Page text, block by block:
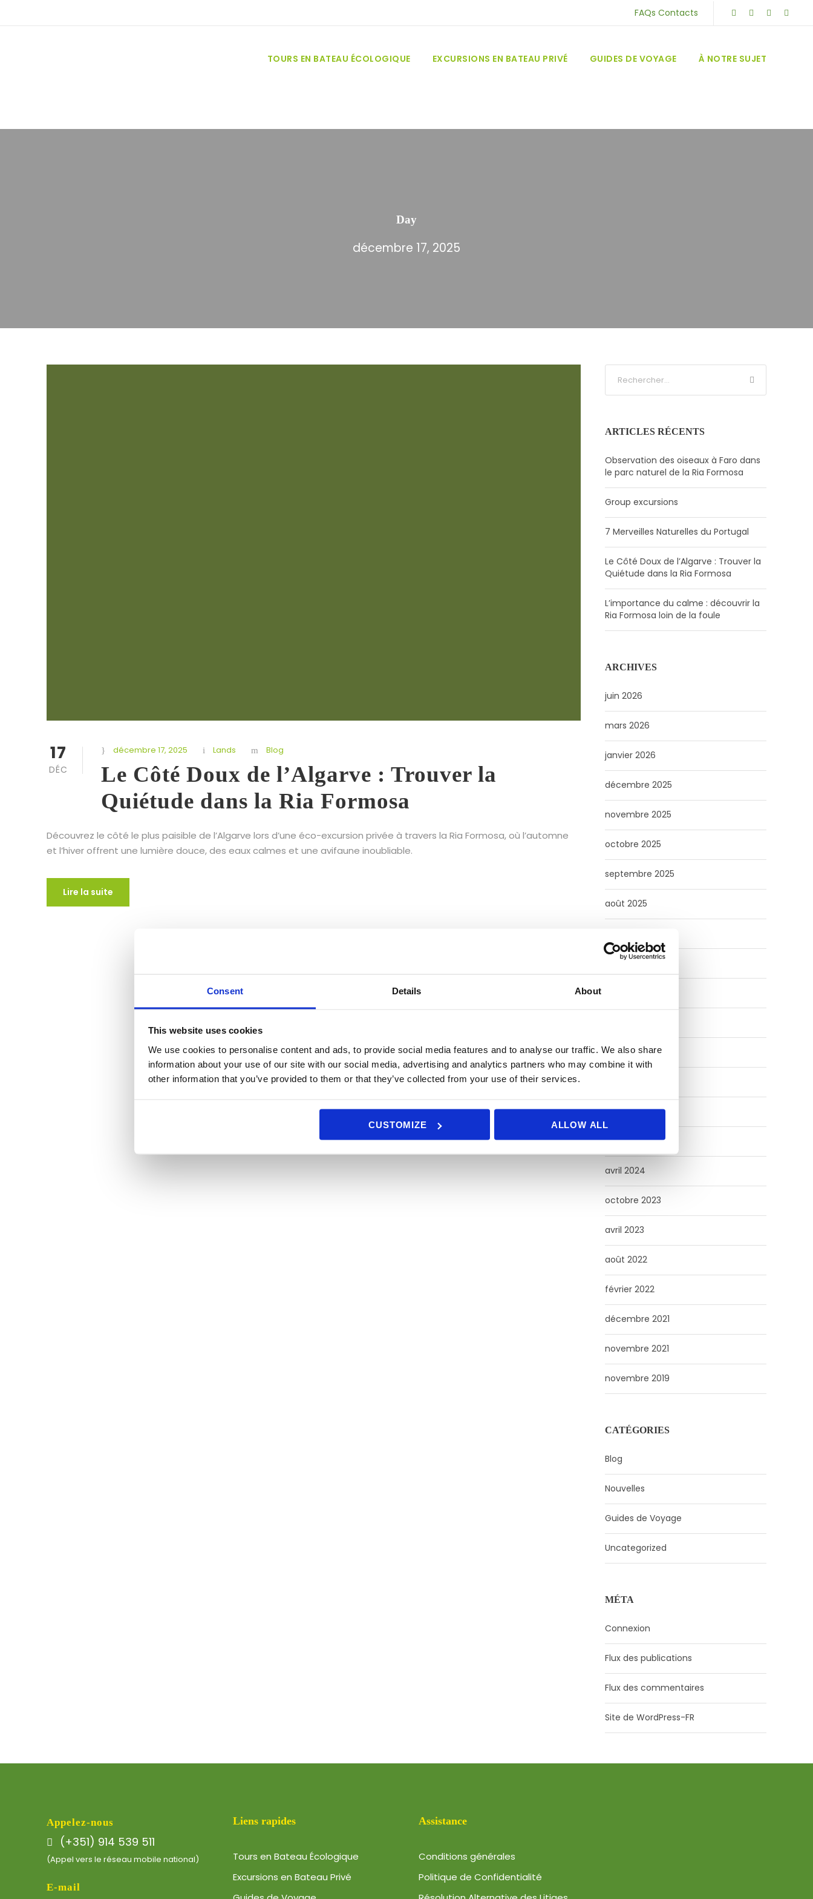
Consent Details About
This website uses cookies
We use cookies to personalise content and ads, to provide social media features and to analyse our traffic. We also share
information about your use of our site with our social media, advertising and analytics partners who may combine it with
other information that you’ve provided to them or that they’ve collected from your use of their services.
CUSTOMIZE ALLOW ALL
FAQs Contacts
TOURS EN BATEAU ÉCOLOGIQUE EXCURSIONS EN BATEAU PRIVÉ GUIDES DE VOYAGE À NOTRE SUJET
Day
décembre 17, 2025
17
DÉC
décembre 17, 2025 Lands Blog
Le Côté Doux de l’Algarve : Trouver la
Quiétude dans la Ria Formosa
Découvrez le côté le plus paisible de l’Algarve lors d’une éco-excursion privée à travers la Ria Formosa, où l’automne
et l’hiver offrent une lumière douce, des eaux calmes et une avifaune inoubliable.
Lire la suite
ARTICLES RÉCENTS
Observation des oiseaux à Faro dans
le parc naturel de la Ria Formosa
Group excursions
7 Merveilles Naturelles du Portugal
Le Côté Doux de l’Algarve : Trouver la
Quiétude dans la Ria Formosa
L’importance du calme : découvrir la
Ria Formosa loin de la foule
ARCHIVES
juin 2026
mars 2026
janvier 2026
décembre 2025
novembre 2025
octobre 2025
septembre 2025
août 2025
juin 2025
août 2024
juin 2024
mai 2024
avril 2024
octobre 2023
avril 2023
août 2022
février 2022
décembre 2021
novembre 2021
novembre 2019
CATÉGORIES
Blog
Nouvelles
Guides de Voyage
Uncategorized
MÉTA
Connexion
Flux des publications
Flux des commentaires
Site de WordPress-FR
Appelez-nous
(+351) 914 539 511
(Appel vers le réseau mobile national)
E-mail
Liens rapides
Tours en Bateau Écologique
Excursions en Bateau Privé
Assistance
Conditions générales
Politique de Confidentialité